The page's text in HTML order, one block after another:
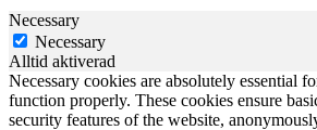
Necessary
Necessary
Alltid aktiverad
Necessary cookies are absolutely essential
function properly. These cookies ensure
security features of the website,